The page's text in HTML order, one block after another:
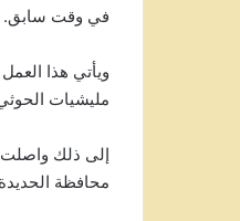
في وقت سابق.
ويأتي هذا
مليشيات
إلى ذلك واصلت
محافظة